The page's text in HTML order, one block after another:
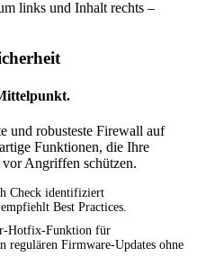
und robusteste Firewall auf
Funktionen, die Ihre
Angriffen schützen.
Check identifiziert
Best Practices.
Hotfix-Funktion für
regulären Firmware-Updates ohne